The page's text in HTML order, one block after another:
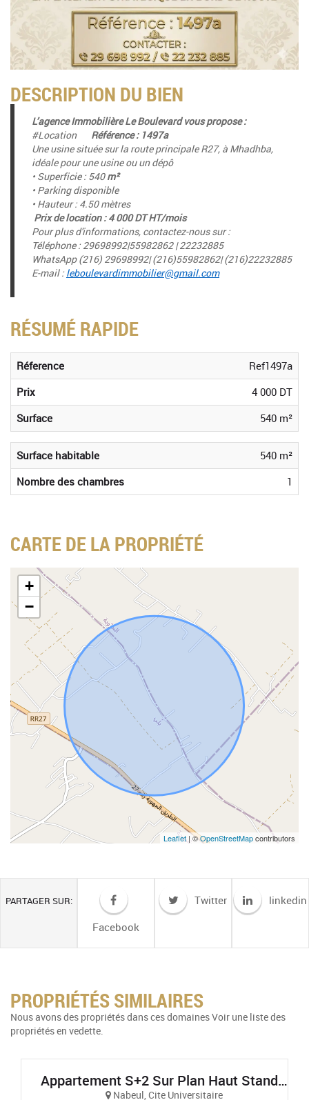
DESCRIPTION DU BIEN
L’agence Immobilière Le Boulevard vous propose :
#Location Référence : 1497a
Une usine située sur la route principale R27, à Mhadhba,
idéale pour une usine ou un dépô
• Superficie : 540m²
• Parking disponible
• Hauteur : 4.50 mètres
Prix de location : 4 000 DT HT/mois
Pour plus d'informations, contactez-nous sur :
Téléphone : 29698992|55982862 | 22232885
WhatsApp (216) 29698992| (216)55982862| (216)22232885
E-mail : leboulevardimmobilier@gmail.com
RÉSUMÉ RAPIDE
Réference
Ref1497a
Prix
4 000 DT
Surface
540 m²
Surface habitable
540 m²
Nombre des chambres
1
CARTE DE LA PROPRIÉTÉ
+
−
Leaflet| ©OpenStreetMapcontributors
PARTAGER SUR:
Facebook
Twitter linkedin
PROPRIÉTÉS SIMILAIRES
Nous avons des propriétés dans ces domaines Voir une liste des
propriétés en vedette.
Appartement S+2 Sur Plan Haut Standing Et Vue Sur Mer À AFH Mrezga, Cité El Wafa, Nabeul
Nabeul, Cite Universitaire